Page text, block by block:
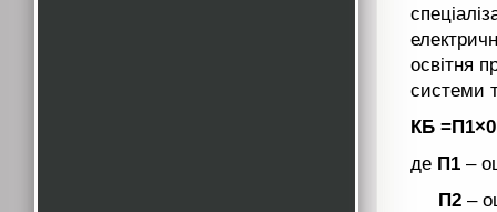
освітня
системи
КБ
де П1 –
П2 –